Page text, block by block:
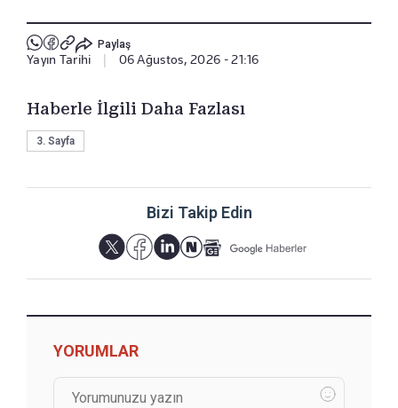
Paylaş
Yayın Tarihi 06 Ağustos, 2026 - 21:16
Haberle İlgili Daha Fazlası
3. Sayfa
Bizi Takip Edin
YORUMLAR